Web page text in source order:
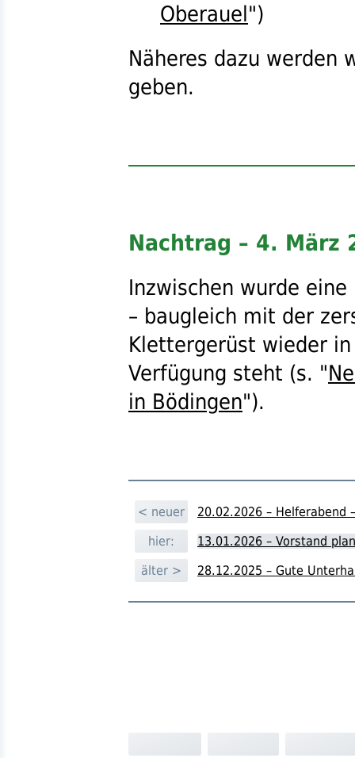
Oberauel")
Näheres dazu werden
geben.
Nachtrag – 4. März
Inzwischen wurde
– baugleich mit der
Klettergerüst wieder
Verfügung steht (s. "
in Bödingen").
< neuer
20.02.2026 – Helferabend
hier:
13.01.2026 – Vorstand
älter >
28.12.2025 – Gute